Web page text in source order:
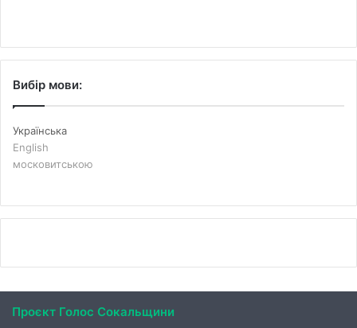
Вибір мови:
Українська
English
московитською
Проєкт Голос Сокальщини